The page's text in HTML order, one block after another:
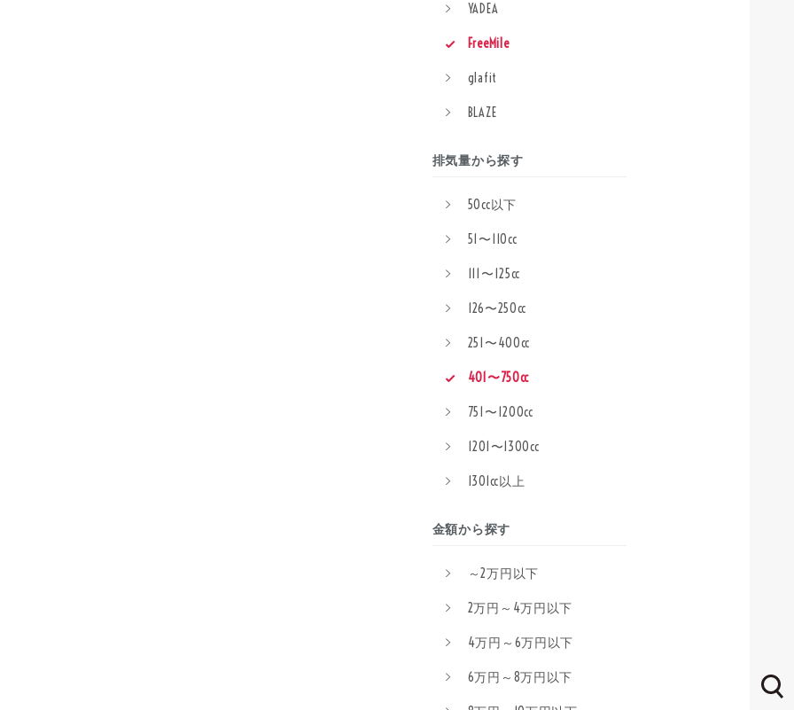
YADEA
FreeMile
glafit
BLAZE
排気量から探す
50cc以下
51〜110cc
111〜125cc
126〜250cc
251〜400cc
401〜750cc
751〜1200cc
1201〜1300cc
1301cc以上
金額から探す
～2万円以下
2万円～4万円以下
4万円～6万円以下
6万円～8万円以下